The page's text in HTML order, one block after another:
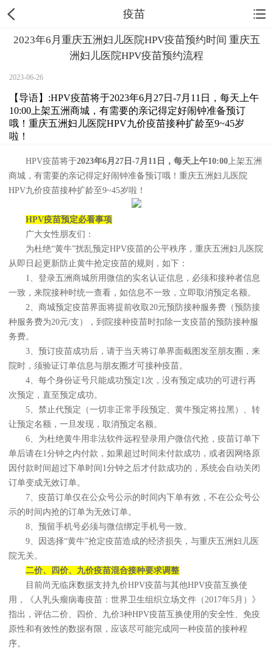
疫苗
2023年6月重庆五洲妇儿医院HPV疫苗预约时间 重庆五
洲妇儿医院HPV疫苗预约流程
2023-06-26
【导语】:HPV疫苗将于2023年6月27日-7月11日，每天上午
10:00上架五洲商城，有需要的亲记得定好闹钟准备预订
哦！重庆五洲妇儿医院HPV九价疫苗接种扩龄至9~45岁
啦！
HPV疫苗将于2023年6月27日-7月11日，每天上午10:00上架五洲
商城，有需要的亲记得定好闹钟准备预订哦！重庆五洲妇儿医院
HPV九价疫苗接种扩龄至9~45岁啦！
HPV疫苗预定必看事项
广大女性朋友们：
为杜绝“黄牛”扰乱预定HPV疫苗的公平秩序，重庆五洲妇儿医院
从即日起更新防止黄牛抢定疫苗的规则，如下：
1、登录五洲商城所用微信的实名认证信息，必须和接种者信息
一致，来院接种时统一查看，如信息不一致，立即取消预定名额。
2、商城预定疫苗界面将提前收取20元预防接种服务费（预防接
种服务费为20元/支），到院接种疫苗时扣除一支疫苗的预防接种服
务费。
3、预订疫苗成功后，请于当天将订单界面截图发至朋友圈，来
院时，须验证订单信息与朋友圈才可接种疫苗。
4、每个身份证号只能成功预定1次，没有预定成功的可进行再
次预定，直至预定成功。
5、禁止代预定（一切非正常手段预定、黄牛预定将拉黑）、转
让预定名额，一旦发现，取消预定名额。
6、为杜绝黄牛用非法软件远程登录用户微信代抢，疫苗订单下
单后请在1分钟之内付款，如果超过时间未付款成功，或者因网络原
因付款时间超过下单时间1分钟之后才付款成功的，系统会自动关闭
订单变成无效订单。
7、疫苗订单仅在公众号公示的时间内下单有效，不在公众号公
示的时间内抢的订单为无效订单。
8、预留手机号必须与微信绑定手机号一致。
9、因选择“黄牛”抢定疫苗造成的经济损失，与重庆五洲妇儿医
院无关。
二价、四价、九价疫苗混合接种要求调整
目前尚无临床数据支持九价HPV疫苗与其他HPV疫苗互换使
用，《人乳头瘤病毒疫苗：世界卫生组织立场文件（2017年5月）》
指出，评估二价、四价、九价3种HPV疫苗互换使用的安全性、免疫
原性和有效性的数据有限，应该尽可能完成同一种疫苗的接种程
序。